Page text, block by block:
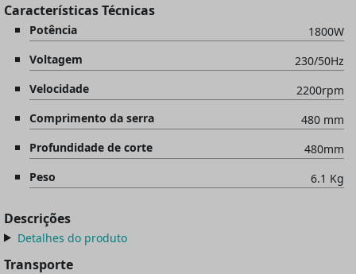
Características Técnicas
Potência
1800W
Voltagem
230/50Hz
Velocidade
2200rpm
Comprimento da serra
480 mm
Profundidade de corte
480mm
Peso
6.1 Kg
Descrições
Detalhes do produto
Transporte